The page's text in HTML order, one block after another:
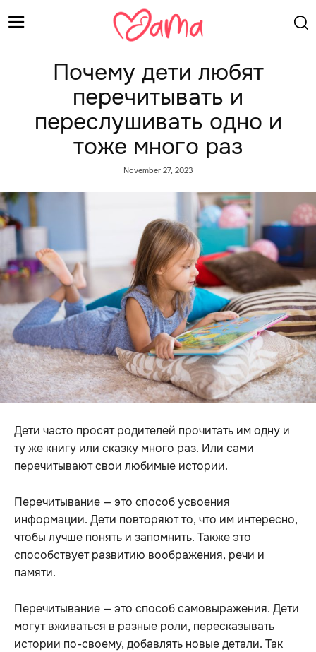
Почему дети любят
перечитывать и
переслушивать одно и
тоже много раз
November 27, 2023
Дети часто просят родителей прочитать им одну и
ту же книгу или сказку много раз. Или сами
перечитывают свои любимые истории.
Перечитывание — это способ усвоения
информации. Дети повторяют то, что им интересно,
чтобы лучше понять и запомнить. Также это
способствует развитию воображения, речи и
памяти.
Перечитывание — это способ самовыражения. Дети
могут вживаться в разные роли, пересказывать
истории по-своему, добавлять новые детали. Так